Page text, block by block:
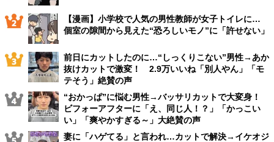
【漫画】小学校で人気の男性教師が女子トイレに…
個室の隙間から見えた“恐ろしいモノ”に「許せない」
前日にカットしたのに…“しっくりこない”男性→あか
抜けカットで激変！ 2.9万いいね「別人やん」「モ
テそう」絶賛の声
“おかっぱ”に悩む男性→バッサリカットで大変身！
ビフォーアフターに「え、同じ人！？」「かっこい
い」「爽やかすぎる～」大絶賛の声
妻に「ハゲてる」と言われ…カットで解決→イケオジ